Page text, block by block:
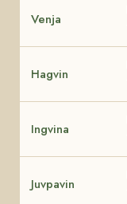
Venja
Hagvin
Ingvina
Juvpavin